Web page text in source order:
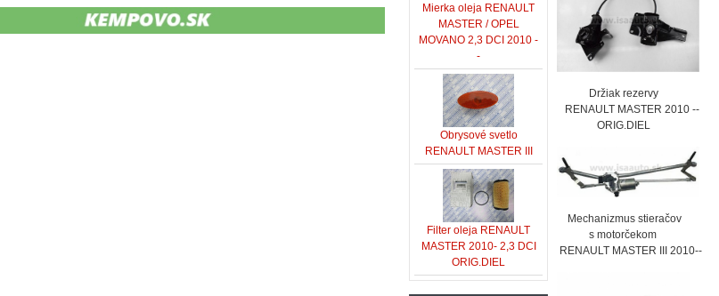
Mierka oleja RENAULT
MASTER / OPEL
MOVANO 2,3 DCI 2010 -
-
Obrysové svetlo
RENAULT MASTER III
Filter oleja RENAULT
MASTER 2010- 2,3 DCI
ORIG.DIEL
Držiak rezervy
RENAULT MASTER 2010 --
ORIG.DIEL
Mechanizmus stieračov
s motorčekom
RENAULT MASTER III 2010--